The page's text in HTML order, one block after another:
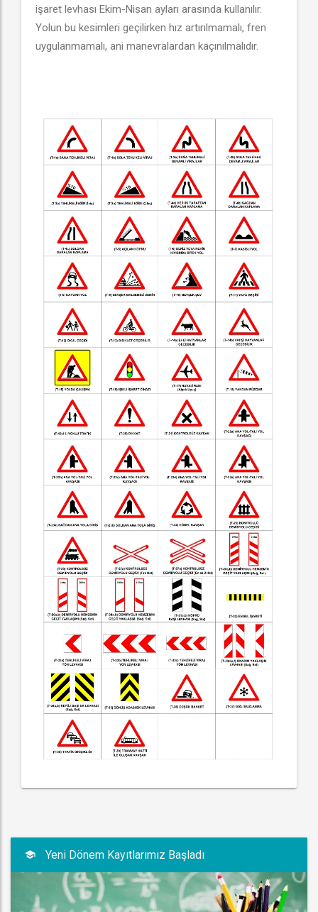
işaret levhası Ekim-Nisan ayları arasında kullanılır.
Yolun bu kesimleri geçilirken hız artırılmamalı, fren
uygulanmamalı, ani manevralardan kaçınılmalıdır.
Yeni Dönem Kayıtlarımız Başladı